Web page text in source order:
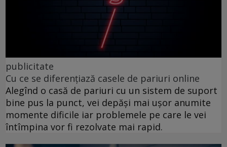
publicitate
Cu ce se diferențiază casele de pariuri online
Alegînd o casă de pariuri cu un sistem de suport
bine pus la punct, vei depăși mai ușor anumite
momente dificile iar problemele pe care le vei
întîmpina vor fi rezolvate mai rapid.